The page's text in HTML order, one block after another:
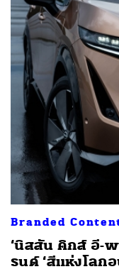
Branded
‘นิสสัน คิกส์ อี-
รนด์ ‘สีแห่งโลก
ค้นหา